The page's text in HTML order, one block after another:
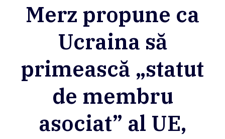
Merz propune ca
Ucraina să
primească „statut
de membru
asociat” al UE,